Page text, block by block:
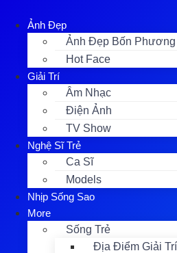
Ảnh Đẹp
Ảnh Đẹp Bốn Phương
Hot Face
Giải Trí
Âm Nhạc
Điện Ảnh
TV Show
Nghệ Sĩ Trẻ
Ca Sĩ
Models
Nhịp Sống Sao
More
Sống Trẻ
Địa Điểm Giải Trí